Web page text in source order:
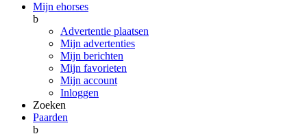
Mijn ehorses
b
Advertentie plaatsen
Mijn advertenties
Mijn berichten
Mijn favorieten
Mijn account
Inloggen
Zoeken
Paarden
b